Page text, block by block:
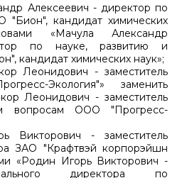
Алексеевич - директор по
кандидат химических
«Мачула Александр
по науке, развитию и
кандидат химических наук»;
Леонидович - заместитель
Экология"» заменить
Леонидович - заместитель
вопросам ООО "Прогресс-
Викторович - заместитель
ЗАО "Крафтвэй корпорэйшн
«Родин Игорь Викторович -
директора по